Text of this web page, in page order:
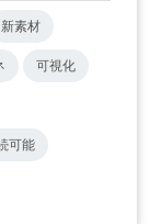
新素材
可視化
可能